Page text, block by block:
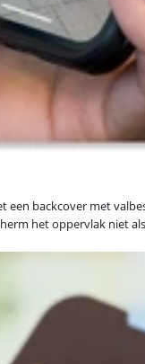
een backcover met
het oppervlak niet